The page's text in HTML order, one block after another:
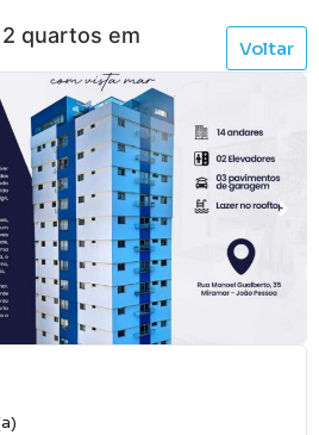
quartos em
Voltar